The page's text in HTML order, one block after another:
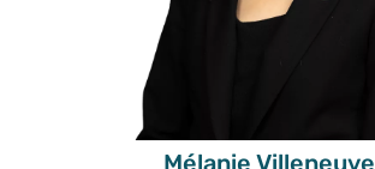
Mélanie Villeneuve